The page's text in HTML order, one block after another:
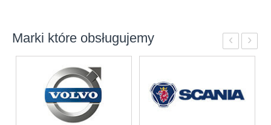
Marki które obsługujemy ‹ ›